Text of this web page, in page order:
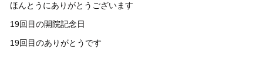
ほんとうにありがとうございます
19回目の開院記念日
19回目のありがとうです